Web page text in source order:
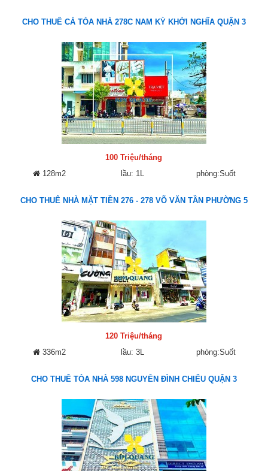
CHO THUÊ CẢ TÒA NHÀ 278C NAM KỲ KHỞI NGHĨA QUẬN 3
100 Triệu/tháng
128m2
lầu: 1L phòng:Suốt
CHO THUÊ NHÀ MẶT TIỀN 276 - 278 VÕ VĂN TẦN PHƯỜNG 5
120 Triệu/tháng
336m2
lầu: 3L phòng:Suốt
CHO THUÊ TÒA NHÀ 598 NGUYỄN ĐÌNH CHIỂU QUẬN 3